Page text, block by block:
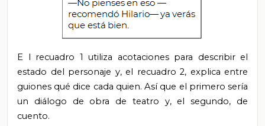
E l recuadro 1 utiliza acotaciones para describir el
estado del personaje y, el recuadro 2, explica entre
guiones qué dice cada quien. Así que el primero sería
un diálogo de obra de teatro y, el segundo, de
cuento.